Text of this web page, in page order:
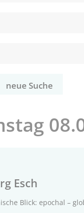
neue Suche
Esch
Blick: epochal –